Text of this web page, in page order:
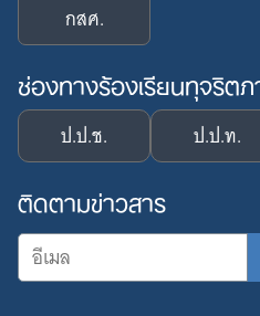
กสศ.
ช่องทางร้องเรียนทุจริต
ป.ป.ช. ป.ป.ท.
ติดตามข่าวสาร